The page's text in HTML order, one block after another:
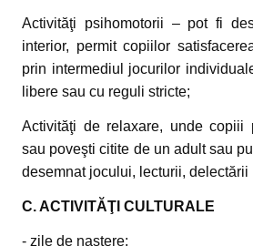
Activităţi psihomotorii – pot fi
interior, permit copiilor
prin intermediul jocurilor
libere sau cu reguli stricte;
Activităţi de relaxare, unde copiii
sau poveşti citite de un adult sau
desemnat jocului, lecturii, delectării
C. ACTIVITĂŢI CULTURALE
- zile de naştere;